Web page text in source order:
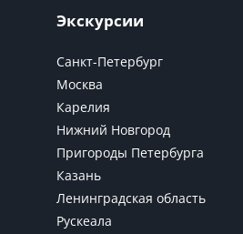
Экскурсии
Санкт-Петербург
Москва
Карелия
Нижний Новгород
Пригороды Петербурга
Казань
Ленинградская область
Рускеала